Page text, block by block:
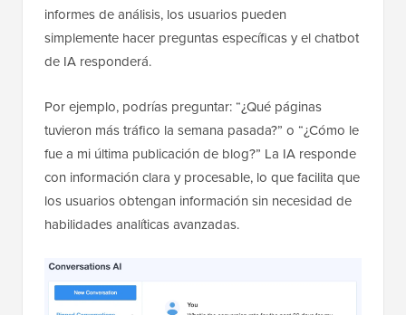
informes de análisis, los usuarios pueden
simplemente hacer preguntas específicas y el chatbot
de IA responderá.
Por ejemplo, podrías preguntar: “¿Qué páginas
tuvieron más tráfico la semana pasada?” o “¿Cómo le
fue a mi última publicación de blog?” La IA responde
con información clara y procesable, lo que facilita que
los usuarios obtengan información sin necesidad de
habilidades analíticas avanzadas.